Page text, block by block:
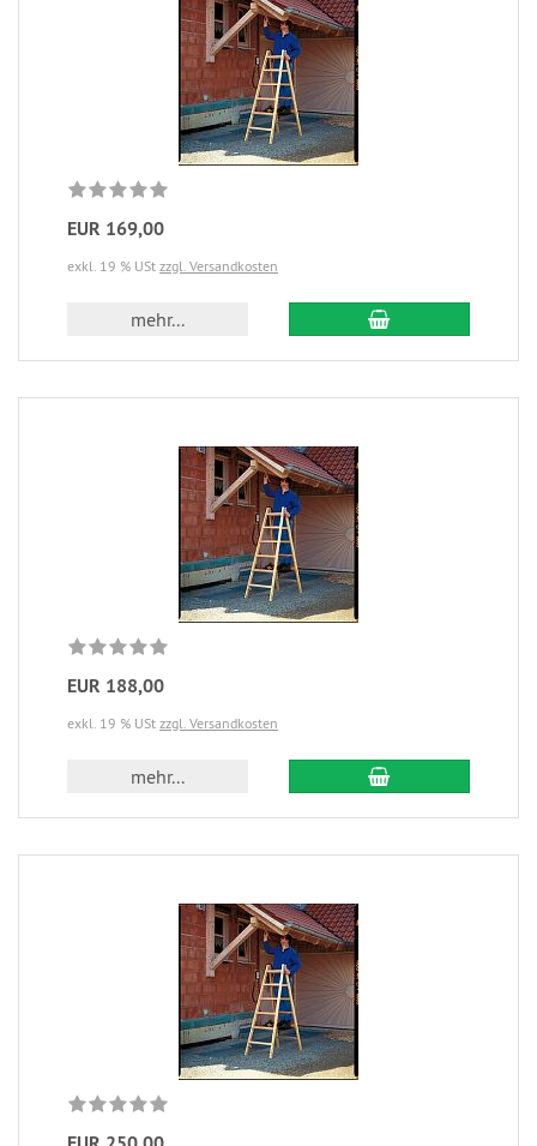
EUR 169,00
exkl. 19 % USt zzgl. Versandkosten
mehr...
EUR 188,00
exkl. 19 % USt zzgl. Versandkosten
mehr...